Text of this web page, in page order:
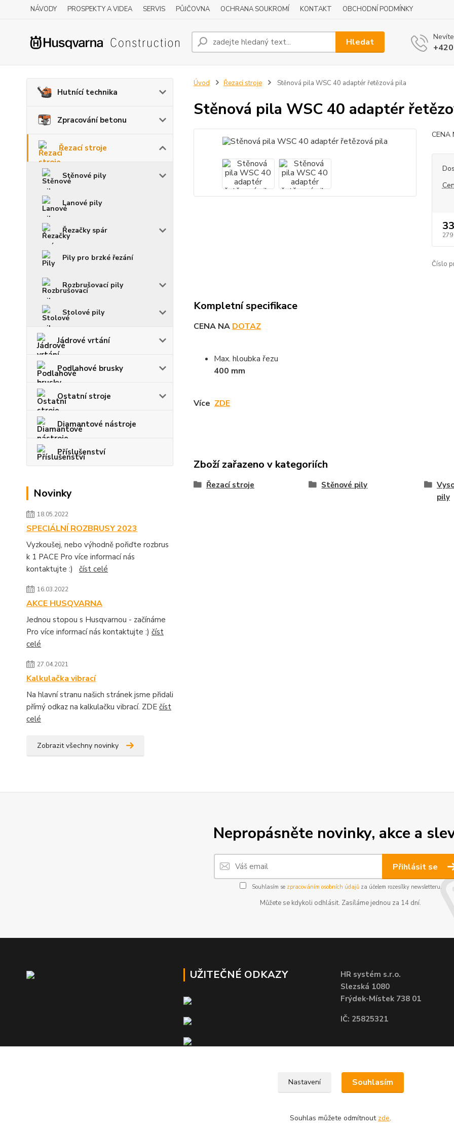
NÁVODY PROSPEKTY A VIDEA SERVIS PŮJČOVNA OCHRANA SOUKROMÍ KONTAKT OBCHODNÍ PODMÍNKY
Hledat
Hutnící technika
Zpracování betonu
Řezací stroje
Stěnové pily
Lanové pily
Řezačky spár
Pily pro brzké řezání
Rozbrušovací pily
Stolové pily
Jádrové vrtání
Podlahové brusky
Ostatní stroje
Diamantové nástroje
Příslušenství
Novinky
18.05.2022
SPECIÁLNÍ ROZBRUSY 2023
Vyzkoušej, nebo výhodně pořiďte rozbrus
k 1 PACE Pro více informací nás
kontaktujte :) číst celé
16.03.2022
AKCE HUSQVARNA
Jednou stopou s Husqvarnou - začínáme
Pro více informací nás kontaktujte :) číst
celé
27.04.2021
Kalkulačka vibrací
Na hlavní stranu našich stránek jsme přidali
přímý odkaz na kalkulačku vibrací. ZDE číst
celé
Zobrazit všechny novinky
Úvod Řezací stroje Stěnová pila WSC 40 adaptér řetězová pila
Stěnová pila WSC 40 adaptér
Číslo
Kompletní specifikace
CENA NA DOTAZ
Max. hloubka řezu
400 mm
Více ZDE
Zboží zařazeno v kategoriích
Řezací stroje Stěnové pily
pily
Nepropásněte novinky, akce a
Přihlásit se
Souhlasím se zpracováním osobních údajůza účelem rozesílky newsletteru.
Můžete se kdykoli odhlásit. Zasíláme jednou za 14 dní.
UŽITEČNÉ ODKAZY
HR systém s.r.o.
Slezská 1080
Frýdek-Místek 738 01
IČ: 25825321
Nastavení Souhlasím
Souhlas můžete odmítnout zde.